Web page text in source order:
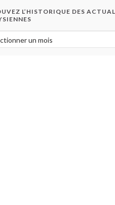
L’HISTORIQUE DES
l’historique des